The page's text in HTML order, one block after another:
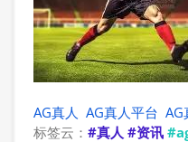
AG真人 AG真人平台 AG
标签云： #真人 #资讯